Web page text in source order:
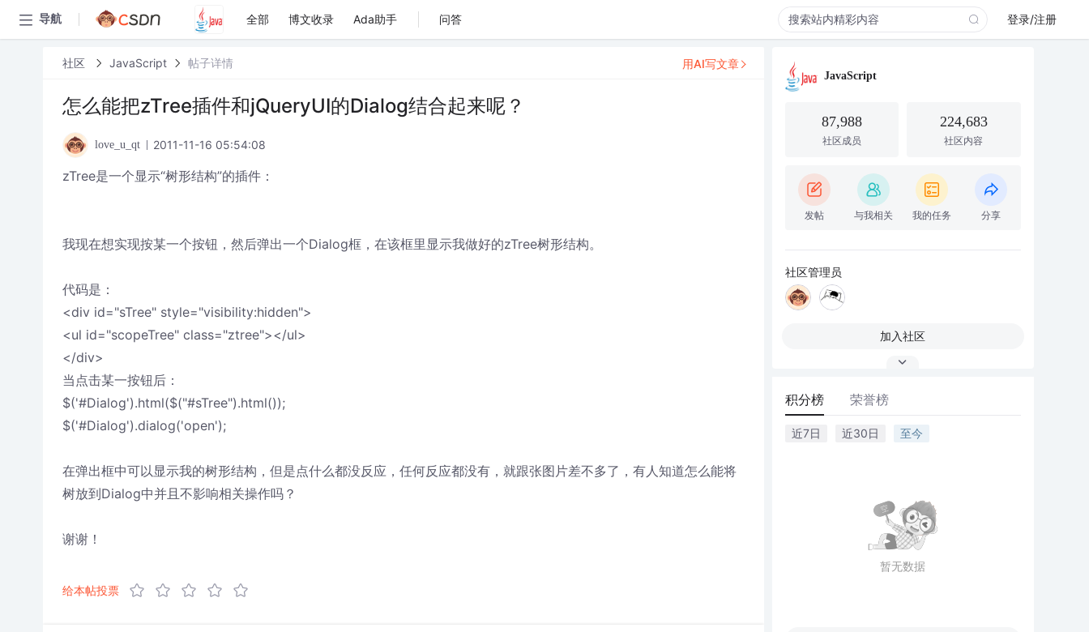
导航 全部 博文收录 Ada助手 问答 登录/注册
社区 JavaScript 帖子详情
怎么能把zTree插件和jQueryUI的Dialog结合起来呢？
love_u_qt 2011-11-16 05:54:08
zTree是一个显示“树形结构”的插件：
我现在想实现按某一个按钮，然后弹出一个Dialog框，在该框里显示我做好的zTree树形结构。
代码是：
<div id="sTree" style="visibility:hidden">
<ul id="scopeTree" class="ztree"></ul>
</div>
当点击某一按钮后：
$('#Dialog').html($("#sTree").html());
$('#Dialog').dialog('open');
在弹出框中可以显示我的树形结构，但是点什么都没反应，任何反应都没有，就跟张图片差不多了，有人知道怎么能将
树放到Dialog中并且不影响相关操作吗？
谢谢！
给本帖投票
用AI写文章
JavaScript
87,988
社区成员
224,683
社区内容
发帖 与我相关 我的任务 分享
社区管理员
加入社区
积分榜 荣誉榜
近7日 近30日 至今
暂无数据